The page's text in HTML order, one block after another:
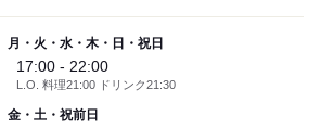
月・火・水・木・日・祝日
17:00 - 22:00
L.O. 料理21:00 ドリンク21:30
金・土・祝前日